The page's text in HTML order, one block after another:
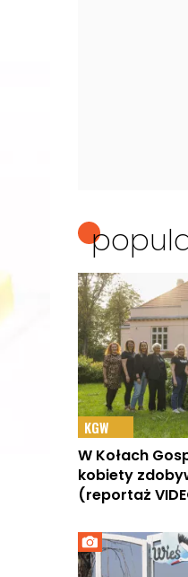
KGW
W Kołach
kobiety
(reportaż